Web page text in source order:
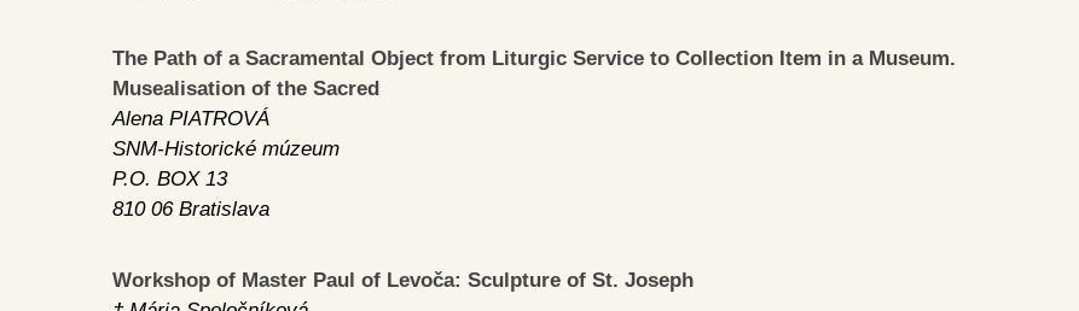
The Path of a Sacramental Object from Liturgic Service to Collection Item in a Museum.
Musealisation of the Sacred
Alena PIATROVÁ
SNM-Historické múzeum
P.O. BOX 13
810 06 Bratislava
Workshop of Master Paul of Levoča: Sculpture of St. Joseph